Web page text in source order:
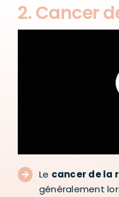
2. Cancer
Le cancer de la
généralement